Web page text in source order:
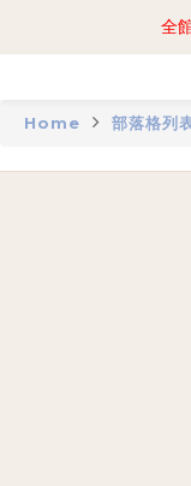
📢加入商
全
📢加入商
Home 部落格列